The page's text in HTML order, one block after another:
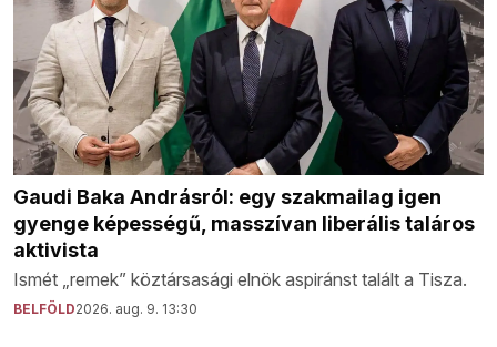
Gaudi Baka Andrásról: egy szakmailag igen
gyenge képességű, masszívan liberális taláros
aktivista
Ismét „remek” köztársasági elnök aspiránst talált a Tisza.
BELFÖLD2026. aug. 9. 13:30